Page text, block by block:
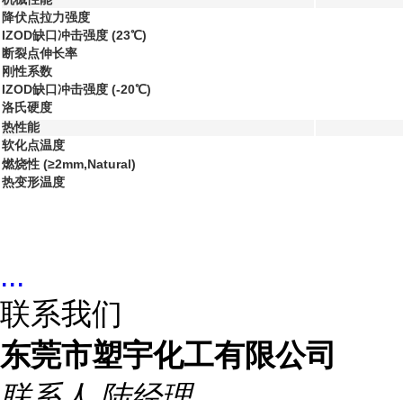
降伏点拉力强度
IZOD缺口冲击强度 (23℃)
断裂点伸长率
刚性系数
IZOD缺口冲击强度 (-20℃)
洛氏硬度
热性能
软化点温度
燃烧性 (≥2mm,Natural)
热变形温度
...
联系我们
东莞市塑宇化工有限公司